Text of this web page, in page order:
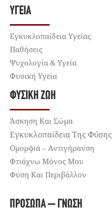
ΥΓΕΊΑ
Εγκυκλοπαίδεια Υγείας
Παθήσεις
Ψυχολογία & Υγεία
Φυσική Υγεία
ΦΥΣΙΚΉ ΖΩΉ
Άσκηση Και Σώμα
Εγκυκλοπαίδεια Της Φύσης
Ομορφιά – Αντιγήρανση
Φτιάχνω Μόνος Μου
Φύση Και Περιβάλλον
ΠΡΌΣΩΠΑ – ΓΝΏΣΗ